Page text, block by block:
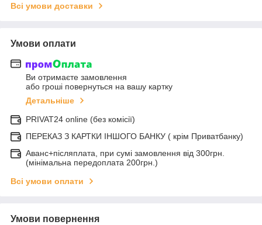
Всі умови доставки
Умови оплати
Ви отримаєте замовлення
або гроші повернуться на вашу картку
Детальніше
PRIVAT24 online (без комісії)
ПЕРЕКАЗ З КАРТКИ ІНШОГО БАНКУ ( крім Приватбанку)
Аванс+післяплата, при сумі замовлення від 300грн.
(мінімальна передоплата 200грн.)
Всі умови оплати
Умови повернення